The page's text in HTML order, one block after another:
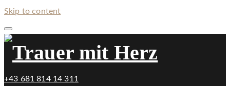
Skip to content
+43 681 814 14 311